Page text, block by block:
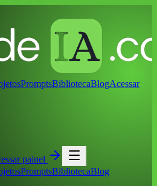
PromptsBibliotecaBlogAcessar
painel
PromptsBibliotecaBlog